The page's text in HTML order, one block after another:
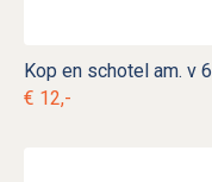
Kop en schotel am. v 6
€ 12,-